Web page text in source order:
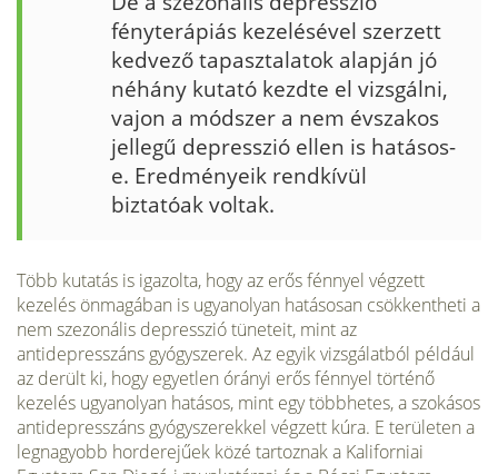
fényterápiás kezelésével szerzett
kedvező tapasztalatok alap­ján jó
néhány kutató kezdte el vizsgálni,
vajon a módszer a nem év­szakos
jellegű depresszió ellen is hatásos-
e. Eredményeik rendkívül
biztatóak voltak.
Több kutatás is igazolta, hogy az erős fénnyel végzett
kezelés ön­magában is ugyanolyan hatásosan csökkentheti a
nem szezonális depresszió tüneteit, mint az
antidepresszáns gyógyszerek. Az egyik vizsgálatból például
az derült ki, hogy egyetlen órányi erős fénnyel történő
kezelés ugyanolyan hatásos, mint egy többhetes, a szokásos
antidepresszáns gyógyszerekkel végzett kúra. E területen a
legnagyobb horderejűek közé tartoznak a Kaliforniai